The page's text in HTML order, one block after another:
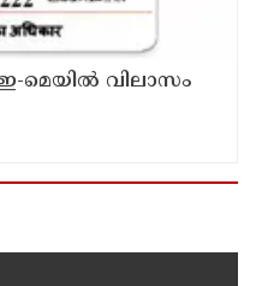
മെയിൽ വിലാസം